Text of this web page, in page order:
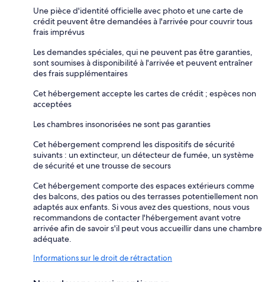
Une pièce d'identité officielle avec photo et une carte de
crédit peuvent être demandées à l'arrivée pour couvrir tous
frais imprévus
Les demandes spéciales, qui ne peuvent pas être garanties,
sont soumises à disponibilité à l'arrivée et peuvent entraîner
des frais supplémentaires
Cet hébergement accepte les cartes de crédit ; espèces non
acceptées
Les chambres insonorisées ne sont pas garanties
Cet hébergement comprend les dispositifs de sécurité
suivants : un extincteur, un détecteur de fumée, un système
de sécurité et une trousse de secours
Cet hébergement comporte des espaces extérieurs comme
des balcons, des patios ou des terrasses potentiellement non
adaptés aux enfants. Si vous avez des questions, nous vous
recommandons de contacter l'hébergement avant votre
arrivée afin de savoir s'il peut vous accueillir dans une chambre
adéquate.
Informations sur le droit de rétractation